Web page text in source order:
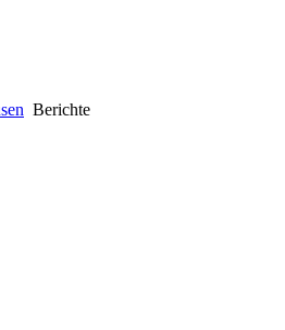
Berichte